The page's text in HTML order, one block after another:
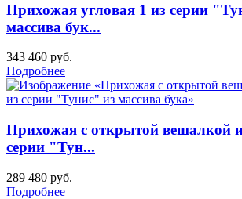
Прихожая угловая 1 из серии
массива бук...
343 460 руб.
Подробнее
Прихожая с открытой вешалкой
серии "Тун...
289 480 руб.
Подробнее